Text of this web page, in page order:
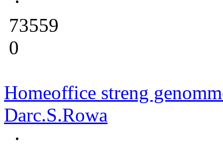
73559
0
Homeoffice streng
Darc.S.Rowa